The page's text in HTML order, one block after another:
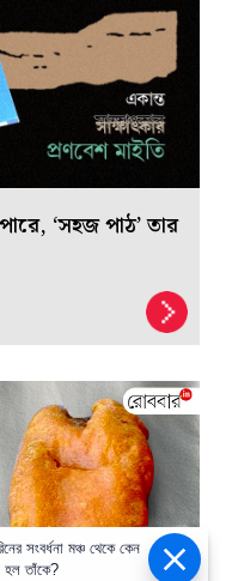
‘সহজ পাঠ’ তার
সংবর্ধনা মঞ্চ থেকে কেন
হল তাঁকে?